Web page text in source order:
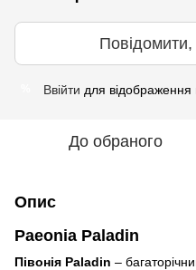
Повідомити,
Ввійти для відображення
До обраного
Опис
Paeonia Paladin
Півонія Paladin –